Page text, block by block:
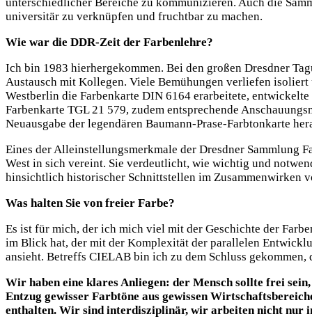
universitär zu verknüpfen und fruchtbar zu machen.
Wie war die DDR-Zeit der Farbenlehre?
Ich bin 1983 hierhergekommen. Bei den großen Dresdner
Austausch mit Kollegen. Viele Bemühungen verliefen
Westberlin die Farbenkarte DIN 6164 erarbeitete,
Farbenkarte TGL 21 579, zudem entsprechende
Neuausgabe der legendären Baumann-Prase-Farbtonkarte
Eines der Alleinstellungsmerkmale der Dresdner Sammlung
West in sich vereint. Sie verdeutlicht, wie wichtig und
hinsichtlich historischer Schnittstellen im Zusammenwirken
Was halten Sie von freier Farbe?
Es ist für mich, der ich mich viel mit der Geschichte der
im Blick hat, der mit der Komplexität der parallelen
ansieht. Betreffs CIELAB bin ich zu dem Schluss
Wir haben eine klares Anliegen: der Mensch sollte frei
Entzug gewisser Farbtöne aus gewissen
enthalten. Wir sind interdisziplinär, wir arbeiten nicht nur